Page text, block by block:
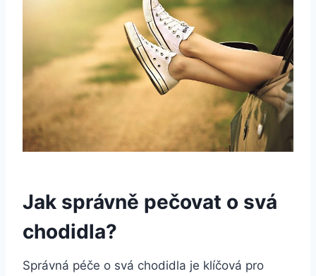
Jak správně pečovat o svá
chodidla?
Správná péče o svá chodidla je klíčová pro